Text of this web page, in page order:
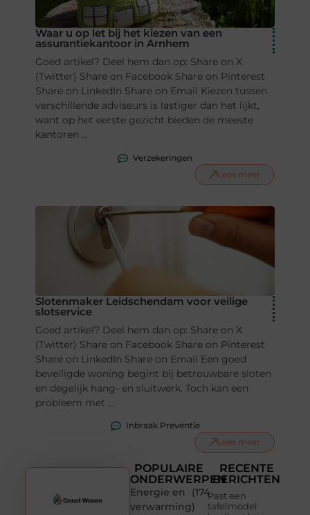
Waar u op let bij het kiezen van een
assurantiekantoor in Arnhem
Goed artikel? Deel hem dan op: Share on X
(Twitter) Share on Facebook Share on Pinterest
Share on LinkedIn Share on Email Kiezen tussen
verschillende adviseurs is lastiger dan het lijkt,
want op het eerste gezicht bieden de meeste
kantoren ...
Verzekeringen
Lees meer
Slotenmaker Leidschendam voor veilige
slotservice
Goed artikel? Deel hem dan op: Share on X
(Twitter) Share on Facebook Share on Pinterest
Share on LinkedIn Share on Email Een goed
beveiligde woning begint bij betrouwbare sloten
en degelijk hang- en sluitwerk. Toch kan een
probleem met ...
Inbraak Preventie
Lees meer
POPULAIRE
ONDERWERPEN
Energie en
verwarming
(174
)
RECENTE
BERICHTEN
Past een
tafelmodel